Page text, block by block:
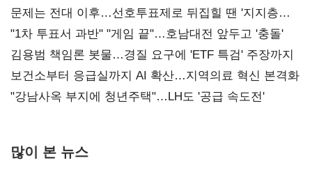
문제는 전대 이후…선호투표제로 뒤집힐 땐 '지지층
불복'
"1차 투표서 과반" "게임 끝"…호남대전 앞두고 '충돌'
김용범 책임론 봇물…경질 요구에 'ETF 특검' 주장까지
보건소부터 응급실까지 AI 확산…지역의료 혁신 본격화
"강남사옥 부지에 청년주택"…LH도 '공급 속도전'
많이 본 뉴스